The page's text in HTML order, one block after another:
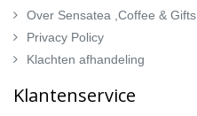
Over Sensatea ,Coffee & Gifts
Privacy Policy
Klachten afhandeling
Klantenservice